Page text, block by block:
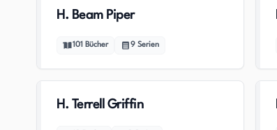
H. Beam Piper
101 Bücher 9 Serien
H. Terrell Griffin